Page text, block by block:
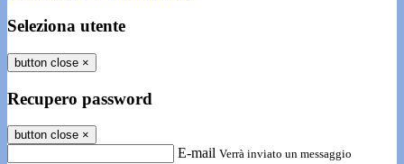
Seleziona utente
button close ×
Recupero password
button close ×
E-mail Verrà inviato un messaggio